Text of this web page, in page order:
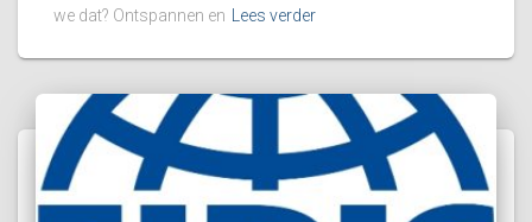
we dat? Ontspannen en
Lees verder